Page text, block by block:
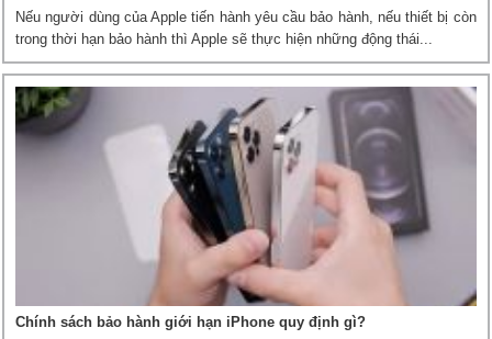
Nếu người dùng của Apple tiến hành yêu cầu bảo hành, nếu thiết bị còn
trong thời hạn bảo hành thì Apple sẽ thực hiện những động thái...
Chính sách bảo hành giới hạn iPhone quy định gì?